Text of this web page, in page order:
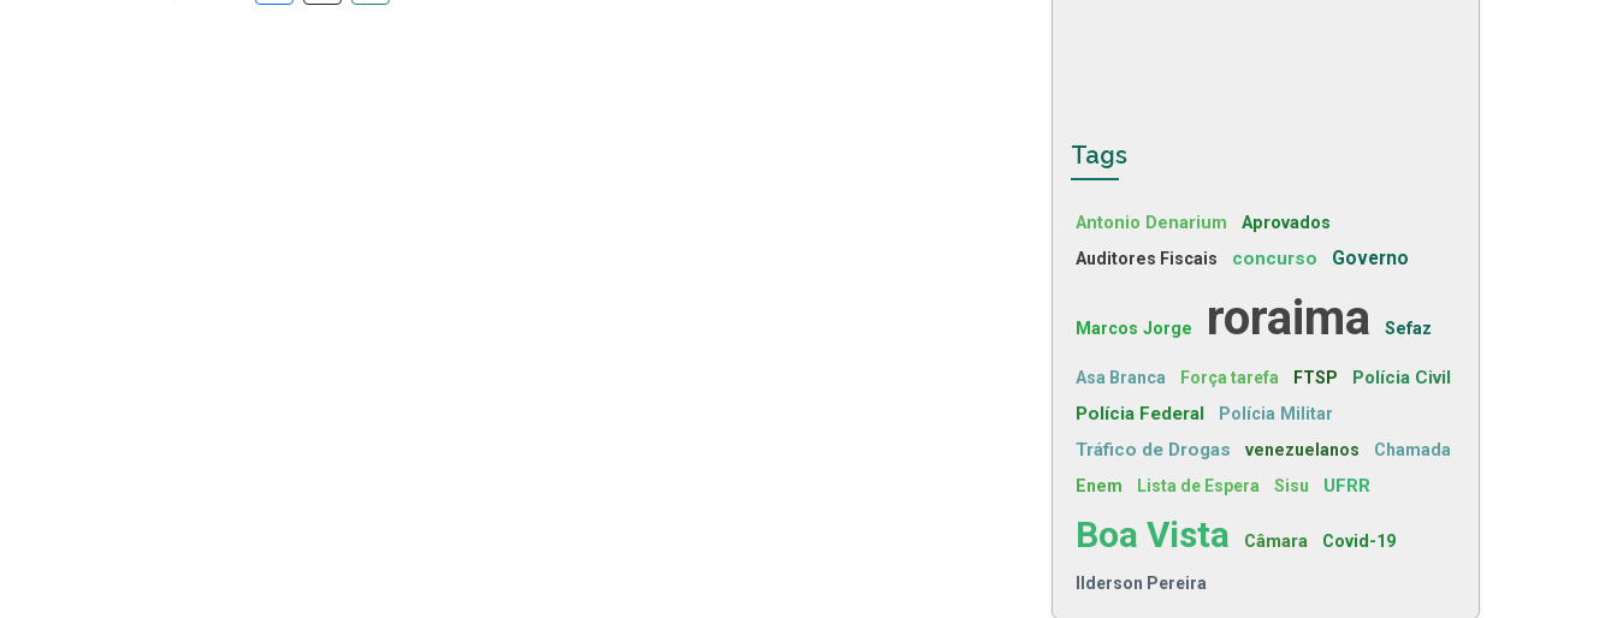
Tags
Antonio Denarium Aprovados
Auditores Fiscais concurso Governo
Marcos Jorge roraima Sefaz
Asa Branca Força tarefa FTSP
Polícia Civil
Polícia Federal
Polícia Militar
Tráfico de Drogas venezuelanos
Chamada
Enem
Lista de Espera Sisu UFRR
Boa Vista Câmara Covid-19
Ilderson Pereira